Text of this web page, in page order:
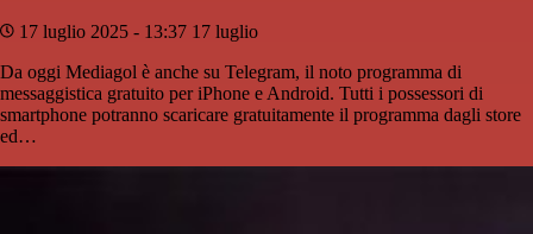
17 luglio 2025 - 13:37 17 luglio
Da oggi Mediagol è anche su Telegram, il noto programma di
messaggistica gratuito per iPhone e Android. Tutti i possessori di
smartphone potranno scaricare gratuitamente il programma dagli store
ed…